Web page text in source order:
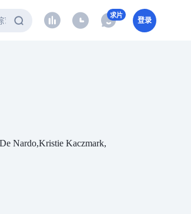
求片
登录
Nardo,Kristie Kaczmark,